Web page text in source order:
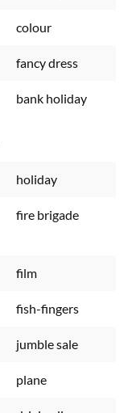
colour
fancy dress
bank holiday
holiday
fire brigade
film
fish-fingers
jumble sale
plane